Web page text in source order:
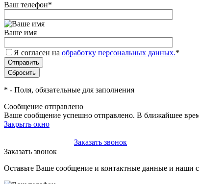
Ваш телефон*
Ваше имя
Я согласен на обработку персональных данных.*
* - Поля, обязательные для заполнения
Сообщение отправлено
Ваше сообщение успешно отправлено. В ближайшее
Закрыть окно
Заказать звонок
Заказать звонок
Оставьте Ваше сообщение и контактные данные и наши